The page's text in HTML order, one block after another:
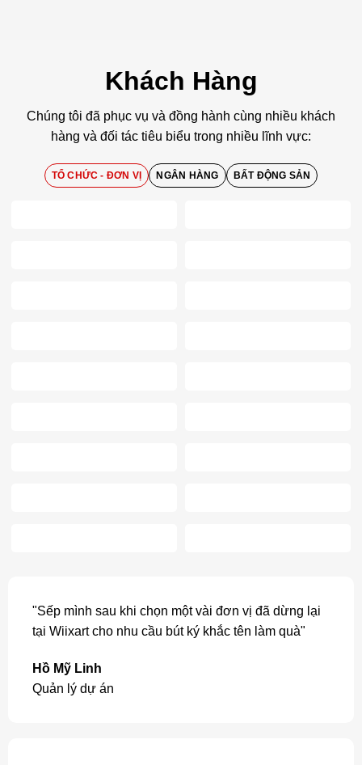
Khách Hàng
Chúng tôi đã phục vụ và đồng hành cùng nhiều khách
hàng và đối tác tiêu biểu trong nhiều lĩnh vực:
TỔ CHỨC - ĐƠN VỊ NGÂN HÀNG BẤT ĐỘNG SẢN
"Sếp mình sau khi chọn một vài đơn vị đã dừng lại
tại Wiixart cho nhu cầu bút ký khắc tên làm quà"
Hồ Mỹ Linh
Quản lý dự án